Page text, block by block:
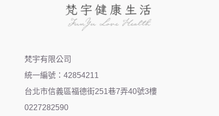
梵宇有限公司
統一編號：42854211
台北市信義區福德街251巷7弄40號3樓
0227282590